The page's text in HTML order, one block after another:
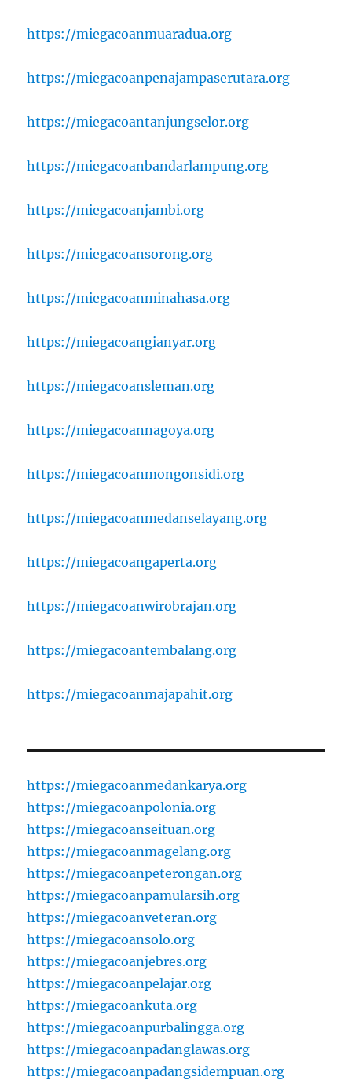
https://miegacoanmuaradua.org
https://miegacoanpenajampaserutara.org
https://miegacoantanjungselor.org
https://miegacoanbandarlampung.org
https://miegacoanjambi.org
https://miegacoansorong.org
https://miegacoanminahasa.org
https://miegacoangianyar.org
https://miegacoansleman.org
https://miegacoannagoya.org
https://miegacoanmongonsidi.org
https://miegacoanmedanselayang.org
https://miegacoangaperta.org
https://miegacoanwirobrajan.org
https://miegacoantembalang.org
https://miegacoanmajapahit.org
https://miegacoanmedankarya.org
https://miegacoanpolonia.org
https://miegacoanseituan.org
https://miegacoanmagelang.org
https://miegacoanpeterongan.org
https://miegacoanpamularsih.org
https://miegacoanveteran.org
https://miegacoansolo.org
https://miegacoanjebres.org
https://miegacoanpelajar.org
https://miegacoankuta.org
https://miegacoanpurbalingga.org
https://miegacoanpadanglawas.org
https://miegacoanpadangsidempuan.org